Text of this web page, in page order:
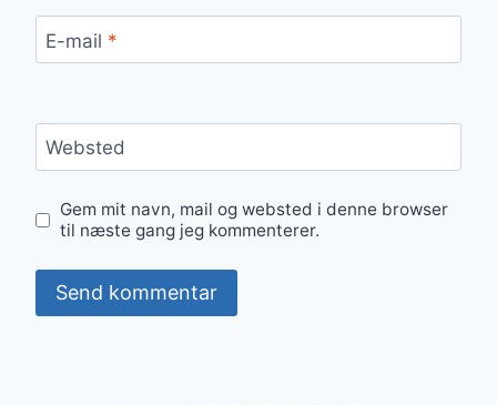
E-mail *
Websted
Gem mit navn, mail og websted i denne browser
til næste gang jeg kommenterer.